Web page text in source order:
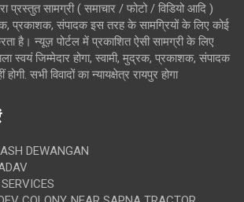
प्रस्तुत सामग्री ( समाचार / फोटो / विडियो आदि )
प्रकाशक, संपादक इस तरह के सामग्रियों के लिए कोई
है। न्यूज़ पोर्टल में प्रकाशित ऐसी सामग्री के लिए
स्वयं जिम्मेदार होगा, स्वामी, मुद्रक, प्रकाशक, संपादक
सभी विवादों का न्यायक्षेत्र रायपुर होगा
DEWANGAN